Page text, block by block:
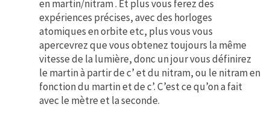
en martin/nitram . Et plus vous ferez des
expériences précises, avec des horloges
atomiques en orbite etc, plus vous vous
apercevrez que vous obtenez toujours la même
vitesse de la lumière, donc un jour vous définirez
le martin à partir de c’ et du nitram, ou le nitram en
fonction du martin et de c’. C’est ce qu’on a fait
avec le mètre et la seconde.